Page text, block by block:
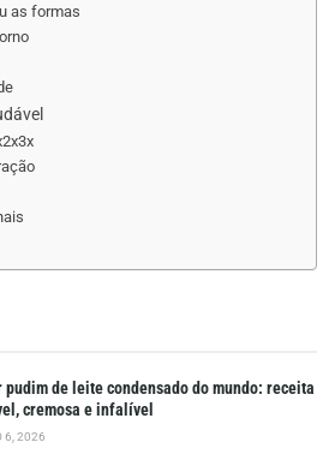
as formas
pudim de leite condensado do mundo: receita
cremosa e infalível
6, 2026